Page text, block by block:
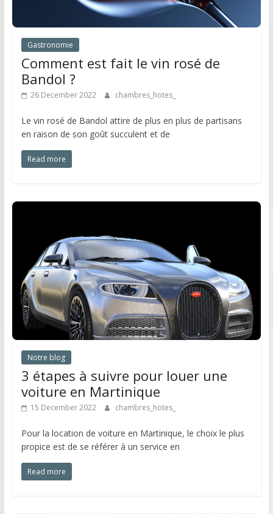
Gastronomie
Comment est fait le vin rosé de
Bandol ?
26 December 2022 chambres_hotes_
Le vin rosé de Bandol attire de plus en plus de partisans
en raison de son goût succulent et de
Read more
Notre blog
3 étapes à suivre pour louer une
voiture en Martinique
15 December 2022 chambres_hotes_
Pour la location de voiture en Martinique, le choix le plus
propice est de se référer à un service en
Read more